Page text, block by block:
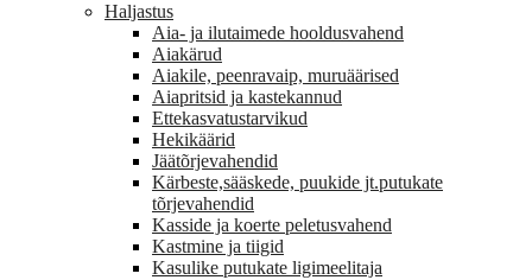
Haljastus
Aia- ja ilutaimede hooldusvahend
Aiakärud
Aiakile, peenravaip, muruäärised
Aiapritsid ja kastekannud
Ettekasvatustarvikud
Hekikäärid
Jäätõrjevahendid
Kärbeste,sääskede, puukide jt.putukate
tõrjevahendid
Kasside ja koerte peletusvahend
Kastmine ja tiigid
Kasulike putukate ligimeelitaja